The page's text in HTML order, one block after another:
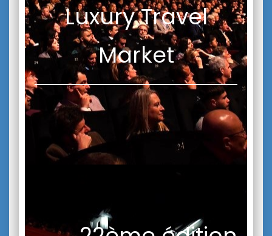
Luxury Travel
Market